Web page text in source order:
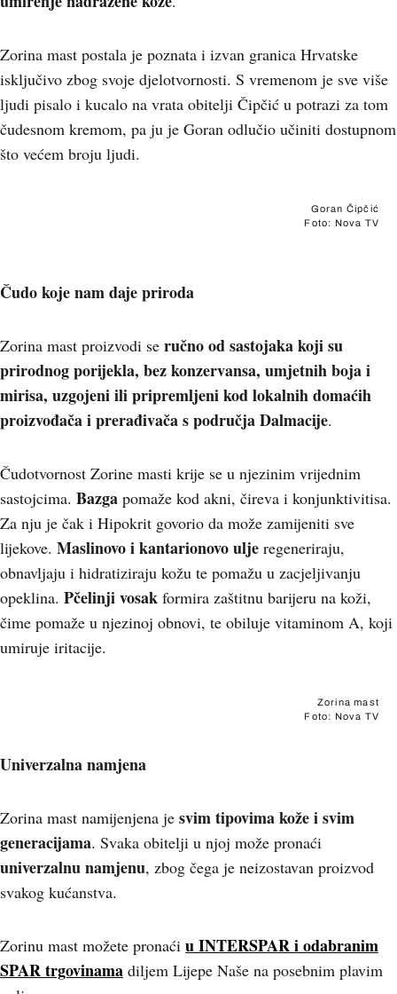
Zorina mast postala je poznata i izvan granica Hrvatske
isključivo zbog svoje djelotvornosti. S vremenom je sve više
ljudi pisalo i kucalo na vrata obitelji Čipčić u potrazi za tom
čudesnom kremom, pa ju je Goran odlučio učiniti dostupnom
što većem broju ljudi.
Goran Čipčić
Foto: Nova TV
Čudo koje nam daje priroda
Zorina mast proizvodi se ručno od sastojaka koji su
prirodnog porijekla, bez konzervansa, umjetnih boja i
mirisa, uzgojeni ili pripremljeni kod lokalnih domaćih
proizvođača i prerađivača s područja Dalmacije.
Čudotvornost Zorine masti krije se u njezinim vrijednim
sastojcima. Bazga pomaže kod akni, čireva i konjunktivitisa.
Za nju je čak i Hipokrit govorio da može zamijeniti sve
lijekove. Maslinovo i kantarionovo ulje regeneriraju,
obnavljaju i hidratiziraju kožu te pomažu u zacjeljivanju
opeklina. Pčelinji vosak formira zaštitnu barijeru na koži,
čime pomaže u njezinoj obnovi, te obiluje vitaminom A, koji
umiruje iritacije.
Zorina mast
Foto: Nova TV
Univerzalna namjena
Zorina mast namijenjena je svim tipovima kože i svim
generacijama. Svaka obitelji u njoj može pronaći
univerzalnu namjenu, zbog čega je neizostavan proizvod
svakog kućanstva.
Zorinu mast možete pronaći u INTERSPAR i odabranim
SPAR trgovinama diljem Lijepe Naše na posebnim plavim